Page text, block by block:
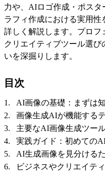
力や、AIロゴ作成・ポス
ラフィ作成における実用
詳しく解説します。プロフ
クリエイティブツール選
いを深掘りします。
目次
AI画像の基礎：まずは
画像生成AIが機能する
主要なAI画像生成ツー
実践ガイド：初めての
AI生成画像を見分ける
ビジネスやクリエイテ